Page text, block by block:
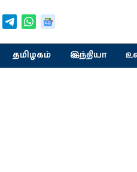
தமிழகம் இந்தியா